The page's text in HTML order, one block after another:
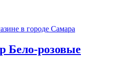
Бело-розовые